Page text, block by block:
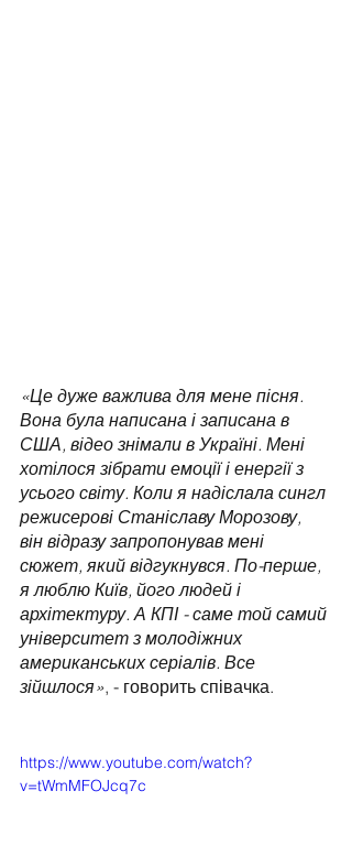
«Це дуже важлива для мене пісня.
Вона була написана і записана в
США, відео знімали в Україні. Мені
хотілося зібрати емоції і енергії з
усього світу. Коли я надіслала сингл
режисерові Станіславу Морозову,
він відразу запропонував мені
сюжет, який відгукнувся. По-перше,
я люблю Київ, його людей і
архітектуру. А КПІ - саме той самий
університет з молодіжних
американських серіалів. Все
зійшлося», - говорить співачка.
https://www.youtube.com/watch?
v=tWmMFOJcq7c